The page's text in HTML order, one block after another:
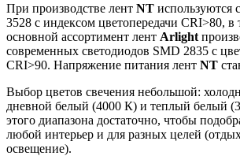
При производстве лент NT используются
3528 с индексом цветопередачи CRI>80, в
основной ассортимент лент Arlight
современных светодиодов SMD 2835 с
CRI>90. Напряжение питания лент NT
Выбор цветов свечения небольшой:
дневной белый (4000 К) и теплый белый
этого диапазона достаточно, чтобы
любой интерьер и для разных целей
освещение).